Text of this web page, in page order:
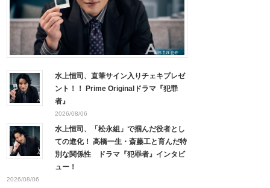
水上恒司、直筆サイン入りチェキプレゼ
ント！！ Prime Originalドラマ『犯罪
者』
2026/08/06
水上恒司、「松永組」で掴んだ役者とし
ての進化！ 高橋一生・斎藤工と育んだ特
別な関係性 ドラマ『犯罪者』インタビ
ュー！
2026/08/06